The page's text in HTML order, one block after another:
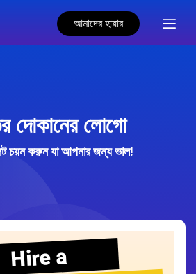
আমাদের হায়ার
দোকানের লোগো
চয়ন করুন যা আপনার জন্য ভাল!
Hire a